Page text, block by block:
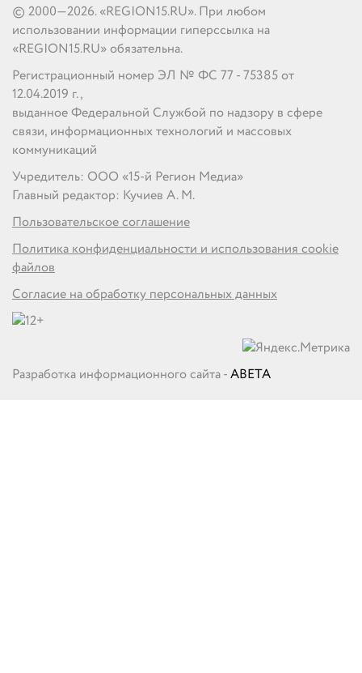
© 2000—2026. «REGION15.RU». При любом
использовании информации гиперссылка на
«REGION15.RU» обязательна.
Регистрационный номер ЭЛ № ФС 77 - 75385 от
12.04.2019 г.,
выданное Федеральной Службой по надзору в сфере
связи, информационных технологий и массовых
коммуникаций
Учредитель: ООО «15-й Регион Медиа»
Главный редактор: Кучиев А. М.
Пользовательское соглашение
Политика конфиденциальности и использования cookie
файлов
Согласие на обработку персональных данных
Разработка информационного сайта -ABETA